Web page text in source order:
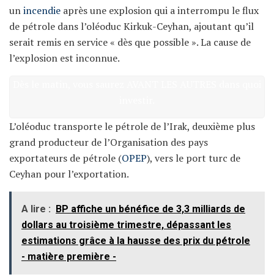
unincendie après une explosion qui a interrompu le flux
de pétrole dans l’oléoduc Kirkuk-Ceyhan, ajoutant qu’il
serait remis en service « dès que possible ». La cause de
l’explosion est inconnue.
L’oléoduc transporte le pétrole de l’Irak, deuxième plus
grand producteur de l’Organisation des pays
exportateurs de pétrole (OPEP), vers le port turc de
Ceyhan pour l’exportation.
A lire :
BP affiche un bénéfice de 3,3 milliards de
dollars au troisième trimestre, dépassant les
estimations grâce à la hausse des prix du pétrole
- matière première -